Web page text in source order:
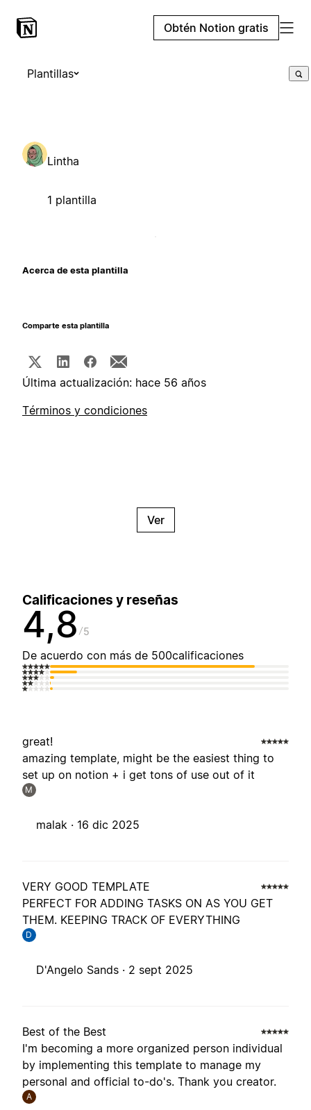
Obtén Notion gratis
Plantillas
Lintha
1 plantilla
Acerca de esta plantilla
Comparte esta plantilla
Última actualización: hace 56 años
Términos y condiciones
Ver
Calificaciones y reseñas
4,8 5
De acuerdo con más de 500calificaciones
great!
amazing template, might be the easiest thing to
set up on notion + i get tons of use out of it
M
malak · 16 dic 2025
VERY GOOD TEMPLATE
PERFECT FOR ADDING TASKS ON AS YOU GET
THEM. KEEPING TRACK OF EVERYTHING
D
D'Angelo Sands · 2 sept 2025
Best of the Best
I'm becoming a more organized person individual
by implementing this template to manage my
personal and official to-do's. Thank you creator.
A